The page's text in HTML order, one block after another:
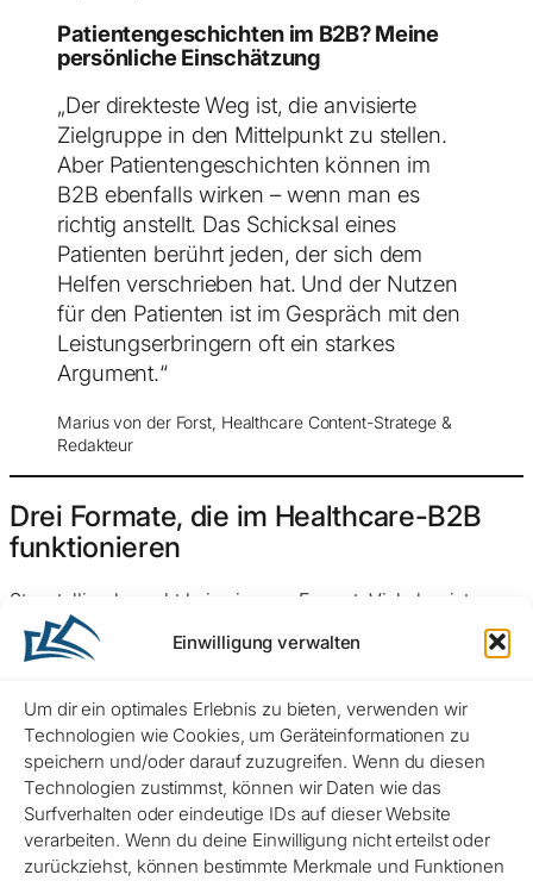
Einwilligung verwalten
Um dir ein optimales Erlebnis zu bieten, verwenden wir
Technologien wie Cookies, um Geräteinformationen zu
speichern und/oder darauf zuzugreifen. Wenn du diesen
Technologien zustimmst, können wir Daten wie das
Surfverhalten oder eindeutige IDs auf dieser Website
verarbeiten. Wenn du deine Einwilligung nicht erteilst oder
zurückziehst, können bestimmte Merkmale und Funktionen
Patientengeschichten im B2B? Meine
persönliche Einschätzung
„Der direkteste Weg ist, die anvisierte
Zielgruppe in den Mittelpunkt zu stellen.
Aber Patientengeschichten können im
B2B ebenfalls wirken – wenn man es
richtig anstellt. Das Schicksal eines
Patienten berührt jeden, der sich dem
Helfen verschrieben hat. Und der Nutzen
für den Patienten ist im Gespräch mit den
Leistungserbringern oft ein starkes
Argument.“
Marius von der Forst, Healthcare Content-Stratege &
Redakteur
Drei Formate, die im Healthcare-B2B
funktionieren
Storytelling braucht kein eigenes Format. Viel eher ist
Storytelling eine Erzähllogik, die sich in bestehende
Formate einbauen lässt. Drei davon funktionieren im
Case Study (Anwenderbericht) als Story
Die klassische Case Study (oder auch Anwenderbericht)
lautet: „Kunde X hat Produkt Y eingesetzt, mit Ergebnis Z.“
Eine Geschichte fragt: Was war das Ausgangsproblem?